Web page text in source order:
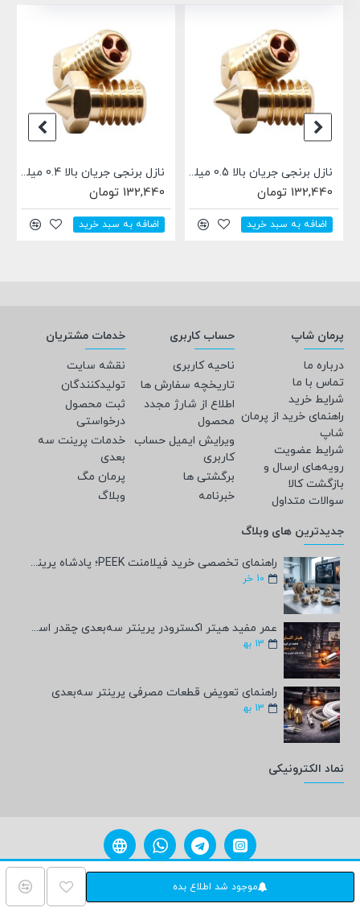
موجود شد اطلاع بده
نازل برنجی جریان بالا 0.5 میلی متر Bondtech CHT E3D فیلامنت 1.75 میلیمتری
سبد خرید
نازل برنجی جریان بالا 0.4 میلی متر Bondtech CHT E3D فیلامنت 1.75 میلیمتری
اضافه به سبد خرید اضافه به سبد
پرمان شاپ
درباره ما
تماس با ما
شرایط خرید
راهنمای خرید از پرمان
شاپ
شرایط عضویت
رویه‌های ارسال و
بازگشت کالا
سوالات متداول
حساب کاربری
ناحیه کاربری
تاریخچه سفارش ها
اطلاع از شارژ مجدد
محصول
ویرایش ایمیل حساب
کاربری
برگشتی ها
خبرنامه
خدمات مشتریان
نقشه سایت
تولیدکنندگان
ثبت محصول
درخواستی
خدمات پرینت سه
بعدی
پرمان مگ
وبلاگ
جدیدترین های وبلاگ
راهنمای تخصصی خرید فیلامنت PEEK؛ پادشاه پرینت سه‌بعدی صنعتی و پزشکی + مشخصات فنی
10 خر
عمر مفید هیتر اکسترودر پرینتر سه‌بعدی چقدر است؟
13 به‍
راهنمای تعویض قطعات مصرفی پرینتر سه‌بعدی
13 به‍
نماد الکترونیکی
حقوق برای فروشگاه پرمان شاپ محفوظ می باشد. پشتیبانی